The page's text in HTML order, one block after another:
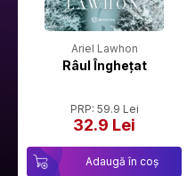
Ariel Lawhon
Râul Înghețat
PRP: 59.9 Lei
32.9 Lei
Adaugă în coș